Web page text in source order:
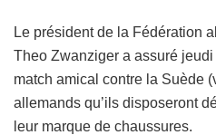
Le président de la Fédération
Theo Zwanziger a assuré
match amical contre la Suède
allemands qu’ils disposeront
leur marque de chaussures.